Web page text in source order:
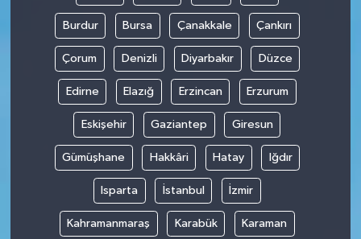
Burdur Bursa Çanakkale Çankırı
Çorum Denizli Diyarbakır Düzce
Edirne Elazığ Erzincan Erzurum
Eskişehir Gaziantep Giresun
Gümüşhane Hakkâri Hatay Iğdır
Isparta İstanbul İzmir
Kahramanmaraş Karabük Karaman